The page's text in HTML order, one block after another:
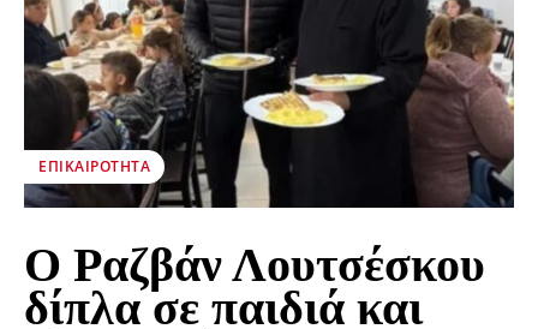
ΕΠΙΚΑΙΡΌΤΗΤΑ
Ο Ραζβάν Λουτσέσκου
δίπλα σε παιδιά και